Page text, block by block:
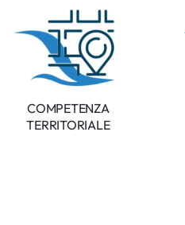
COMPETENZA
TERRITORIALE